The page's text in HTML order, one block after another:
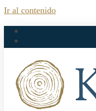
Ir al contenido